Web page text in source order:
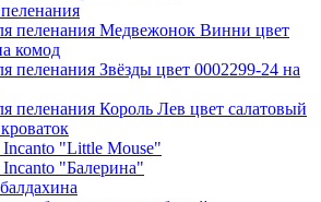
пеленания Медвежонок Винни цвет
комод
пеленания Звёзды цвет 0002299-24 на
пеленания Король Лев цвет салатовый
"Little Mouse"
"Балерина"